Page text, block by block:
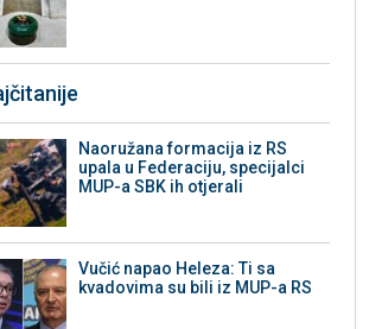
Naoružana formacija iz RS
upala u Federaciju, specijalci
MUP-a SBK ih otjerali
Vučić napao Heleza: Ti sa
kvadovima su bili iz MUP-a RS